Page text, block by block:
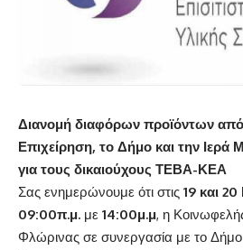
Διανομή διαφόρων προϊόντων
Επιχείρηση, το Δήμο και την
για τους δικαιούχους ΤΕΒΑ-ΚΕΑ
Σας ενημερώνουμε ότι στις 19 και 20
09:00π.μ. με 14:00μ.μ, η
Φλώρινας σε συνεργασία με το